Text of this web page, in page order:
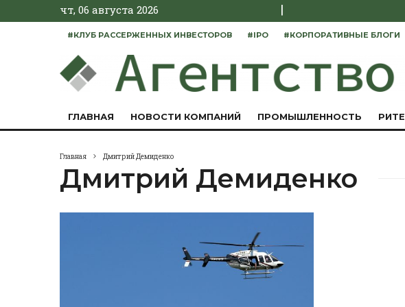
чт, 06 августа 2026 |
#КЛУБ РАССЕРЖЕННЫХ ИНВЕСТОРОВ #IPO #КОРПОРАТИВНЫЕ БЛОГИ
ГЛАВНАЯ НОВОСТИ КОМПАНИЙ ПРОМЫШЛЕННОСТЬ
Главная Дмитрий Демиденко
Дмитрий Демиденко